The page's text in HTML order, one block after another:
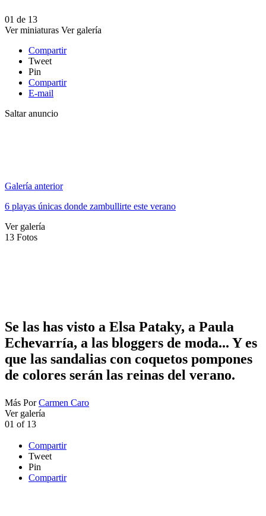
01 de 13
Ver miniaturas Ver galería
Compartir
Tweet
Pin
Compartir
E-mail
Saltar anuncio
Galería anterior
6 playas únicas donde zambullirte este verano
Ver galería
13 Fotos
Se las has visto a Elsa Pataky, a Paula
Echevarría, a las bloggers de moda... Y es
que las sandalias con coquetos pompones
de colores serán las reinas del verano.
Más PorCarmen Caro
Ver galería
01 of 13
Compartir
Tweet
Pin
Compartir